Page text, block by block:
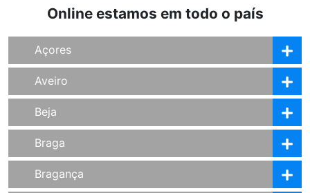
Online estamos em todo o país
Açores
Aveiro
Beja
Braga
Bragança